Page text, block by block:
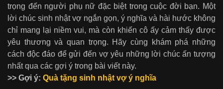
trọng đến người phụ nữ đặc biệt trong cuộc đời bạn. Một
lời chúc sinh nhật vợ ngắn gọn, ý nghĩa và hài hước không
chỉ mang lại niềm vui, mà còn khiến cô ấy cảm thấy được
yêu thương và quan trọng. Hãy cùng khám phá những
cách độc đáo để gửi đến vợ yêu những lời chúc ấn tượng
nhất qua các gợi ý trong bài viết này.
>> Gợi ý: Quà tặng sinh nhật vợ ý nghĩa